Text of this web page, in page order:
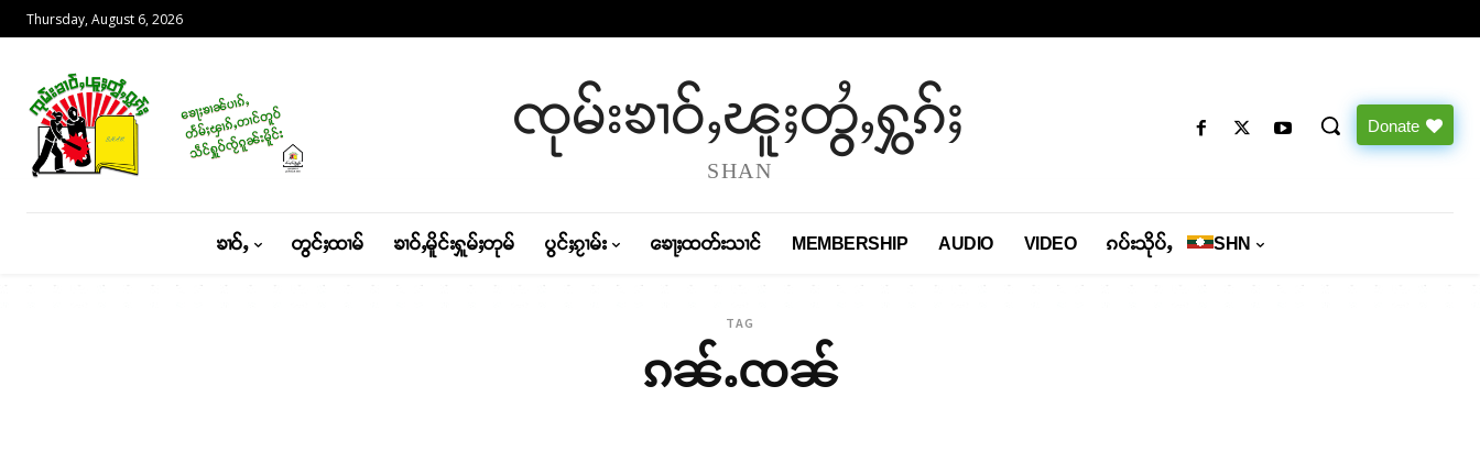
Thursday, August 6, 2026
ၸုမ်းၶၢဝ်ႇၽူႈတွႆႇႁွၵ်ႈ
SHAN
Donate
ၶၢဝ်ႇ တွင်ႈထၢမ် ၶၢဝ်ႇမိူင်းႁူမ်ႈတုမ် ပွင်ႈၵႂၢမ်း ၶေႃႈထတ်းသၢင် MEMBERSHIP AUDIO VIDEO ၵပ်းသိုပ်ႇ SHN
TAG
ၵၼ်ႉၸၼ်